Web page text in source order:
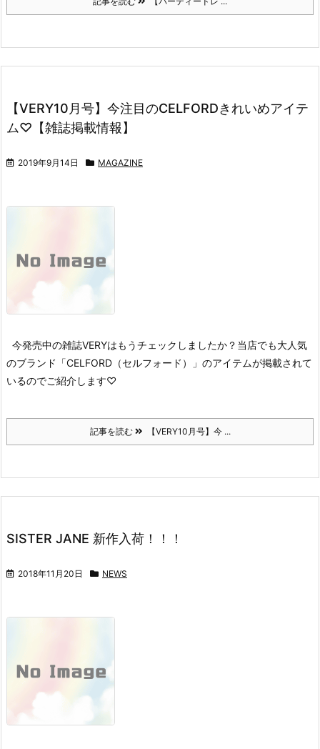
【VERY10月号】今注目のCELFORDきれいめアイテ
ム♡【雑誌掲載情報】
2019年9月14日 MAGAZINE
今発売中の雑誌VERYはもうチェックしましたか？ 当店でも大人気
のブランド「CELFORD（セルフォード）」のアイテムが掲載されて
いるのでご紹介します♡
記事を読む 【VERY10月号】今 ...
SISTER JANE 新作入荷！！！
2018年11月20日 NEWS